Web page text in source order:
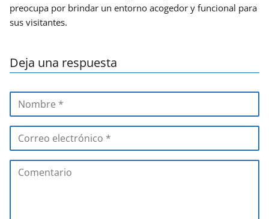
preocupa por brindar un entorno acogedor y funcional para
sus visitantes.
Deja una respuesta